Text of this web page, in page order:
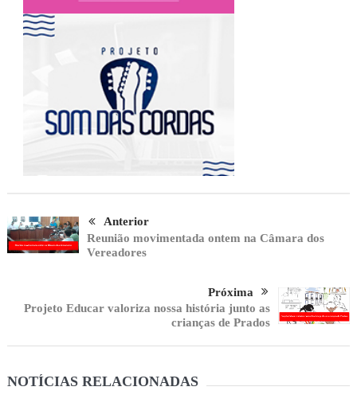
Anterior
Reunião movimentada ontem na Câmara dos
Vereadores
Próxima
Projeto Educar valoriza nossa história junto as
crianças de Prados
NOTÍCIAS RELACIONADAS